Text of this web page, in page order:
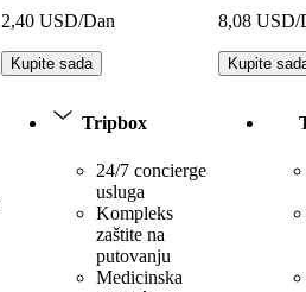
2,40 USD/Dan
Kupite sada
Tripbox
24/7 concierge
usluga
Kompleks
zaštite na
putovanju
Medicinska
8,08 USD/
Kupite